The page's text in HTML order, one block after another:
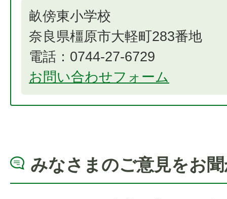
畝傍東小学校
奈良県橿原市大軽町283番地
電話：0744-27-6729
お問い合わせフォーム
みなさまのご意見をお